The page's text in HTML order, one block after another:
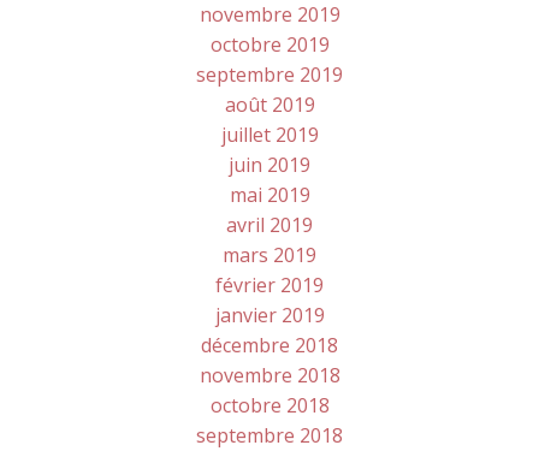
novembre 2019
octobre 2019
septembre 2019
août 2019
juillet 2019
juin 2019
mai 2019
avril 2019
mars 2019
février 2019
janvier 2019
décembre 2018
novembre 2018
octobre 2018
septembre 2018